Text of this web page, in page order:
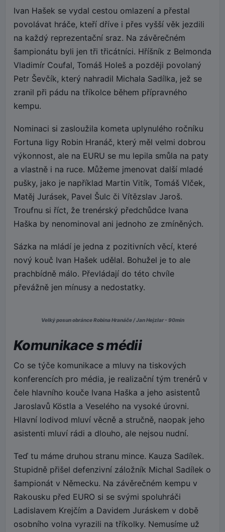
Ivan Hašek se vydal cestou omlazení a přestal
povolávat hráče, kteří dříve i přes vyšší věk jezdili
na každý reprezentační sraz. Na závěrečném
šampionátu byli jen tři třicátníci. Hříšník z Belmonda
Vladimír Coufal, Tomáš Holeš a později povolaný
Petr Ševčík, který nahradil Michala Sadílka, jež se
zranil při pádu na tříkolce během přípravného
kempu.
Nominaci si zasloužila kometa uplynulého ročníku
Fortuna ligy Robin Hranáč, který měl velmi dobrou
výkonnost, ale na EURU se mu lepila smůla na paty
a vlastně i na ruce. Můžeme jmenovat další mladé
pušky, jako je například Martin Vitík, Tomáš Vlček,
Matěj Jurásek, Pavel Šulc či Vítězslav Jaroš.
Troufnu si říct, že trenérský předchůdce Ivana
Haška by nenominoval ani jednoho ze zmíněných.
Sázka na mládí je jedna z pozitivních věcí, které
nový kouč Ivan Hašek udělal. Bohužel je to ale
prachbídně málo. Převládají do této chvíle
převážně jen mínusy a nedostatky.
Velký posun obránce Robina Hranáče / Jan Hejzlar - 90min
Komunikace s médii
Co se týče komunikace a mluvy na tiskových
konferencích pro média, je realizační tým trenérů v
čele hlavního kouče Ivana Haška a jeho asistentů
Jaroslavů Köstla a Veselého na vysoké úrovni.
Hlavní lodivod mluví věcně a stručně, naopak jeho
asistenti mluví rádi a dlouho, ale nejsou nudní.
Teď tu máme druhou stranu mince. Kauza Sadílek.
Stupidně přišel defenzivní záložník Michal Sadílek o
šampionát v Německu. Na závěrečném kempu v
Rakousku před EURO si se svými spoluhráči
Ladislavem Krejčím a Davidem Juráskem v době
osobního volna vyrazili na tříkolky. Nemusíme už